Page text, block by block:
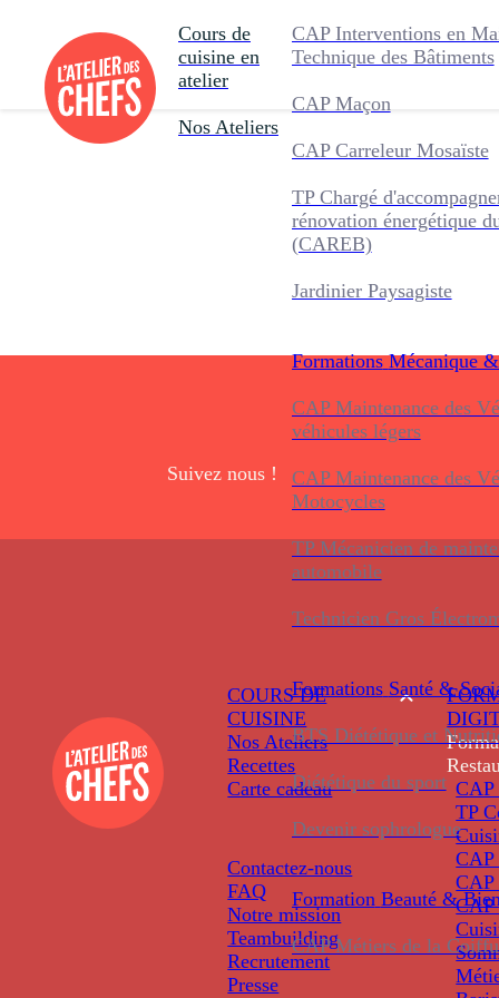
Cours de
cuisine en
atelier
Nos Ateliers
CAP Interventions en
Technique des Bâtiments
CAP Maçon
CAP Carreleur Mosaïste
TP Chargé
rénovation énergétique
(CAREB)
Jardinier Paysagiste
Formations Mécanique
CAP Maintenance des
véhicules légers
CAP Maintenance des
Motocycles
TP Mécanicien de
automobile
Technicien Gros
Formations Santé &
BTS Diététique et
Diététique du sport
Devenir sophrologue
Formation Beauté &
CAP Métiers de la
Suivez nous !
COURS DE
CUISINE
Nos Ateliers
Recettes
Carte cadeau
Contactez-nous
FAQ
Notre mission
Teambuilding
Recrutement
Presse
CAP
TP
CAP
CAP
CAP